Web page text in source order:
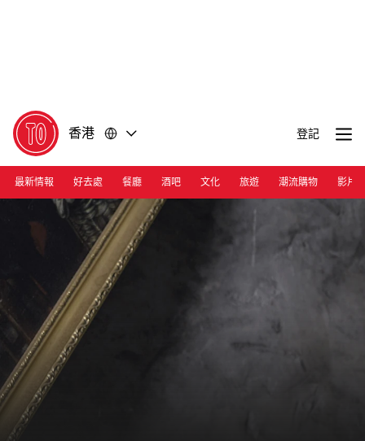
香港 登記
最新情報 好去處 餐廳 酒吧 文化 旅遊 潮流購物 影片